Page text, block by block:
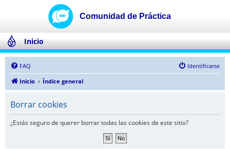
Inicio
FAQ
Identificarse
Inicio
Índice general
Borrar cookies
¿Estás seguro de querer borrar todas las cookies de este sitio?